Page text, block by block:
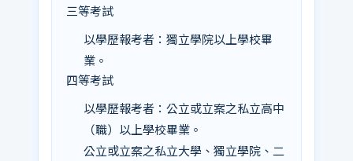
三等考試
以學歷報考者：獨立學院以上學校畢
業。
四等考試
以學歷報考者：公立或立案之私立高中
（職）以上學校畢業。
公立或立案之私立大學、獨立學院、二